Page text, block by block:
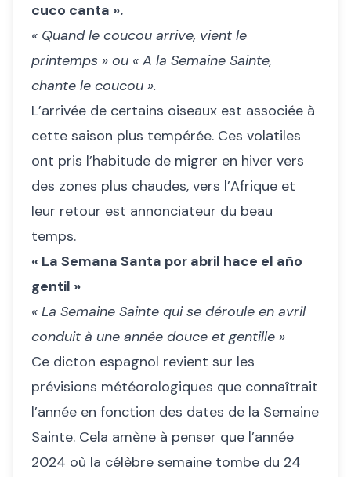
cuco canta ».
« Quand le coucou arrive, vient le
printemps » ou « A la Semaine Sainte,
chante le coucou ».
L’arrivée de certains oiseaux est associée à
cette saison plus tempérée. Ces volatiles
ont pris l’habitude de migrer en hiver vers
des zones plus chaudes, vers l’Afrique et
leur retour est annonciateur du beau
temps.
« La Semana Santa por abril hace el año
gentil »
« La Semaine Sainte qui se déroule en avril
conduit à une année douce et gentille »
Ce dicton espagnol revient sur les
prévisions météorologiques que connaîtrait
l’année en fonction des dates de la Semaine
Sainte. Cela amène à penser que l’année
2024 où la célèbre semaine tombe du 24